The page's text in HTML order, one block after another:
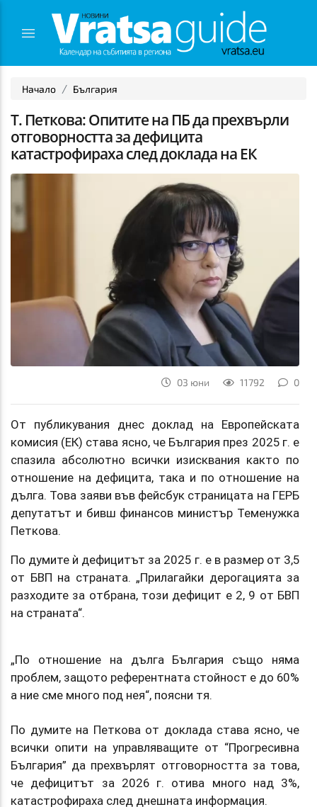
Начало България
Т. Петкова: Опитите на ПБ да прехвърли
отговорността за дефицита
катастрофираха след доклада на ЕК
03 юни 11792 0
От публикувания днес доклад на Европейската
комисия (ЕК) става ясно, че България през 2025 г. е
спазила абсолютно всички изисквания както по
отношение на дефицита, така и по отношение на
дълга. Това заяви във фейсбук страницата на ГЕРБ
депутатът и бивш финансов министър Теменужка
Петкова.
По думите ѝ дефицитът за 2025 г. е в размер от 3,5
от БВП на страната. „Прилагайки дерогацията за
разходите за отбрана, този дефицит е 2, 9 от БВП
на страната“.
„По отношение на дълга България също няма
проблем, защото референтната стойност е до 60%
а ние сме много под нея“, поясни тя.
По думите на Петкова от доклада става ясно, че
всички опити на управляващите от “Прогресивна
България” да прехвърлят отговорността за това,
че дефицитът за 2026 г. отива много над 3%,
катастрофираха след днешната информация.